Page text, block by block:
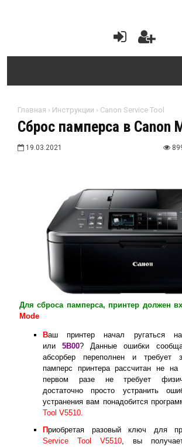
Главная › Инструкции › Canon Service Tool
Сброс памперса в Canon
19.03.2021
Для сброса памперса, принтер должен
Mode
Ваш принтер начал ругаться
или5B00? Данные ошибки
абсорбер переполнен и требует
памперс принтера рассчитан не
первом разе не требует
достаточно просто устранить
устранения вам понадобится
Tool V5510.
Приобретая разовый ключ для
Service Tool V5510, вы